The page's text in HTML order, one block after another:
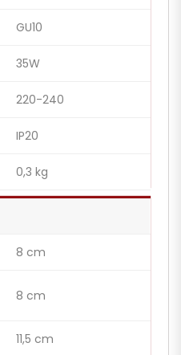
GU10
35W
220-240
IP20
0,3 kg
8 cm
8 cm
11,5 cm